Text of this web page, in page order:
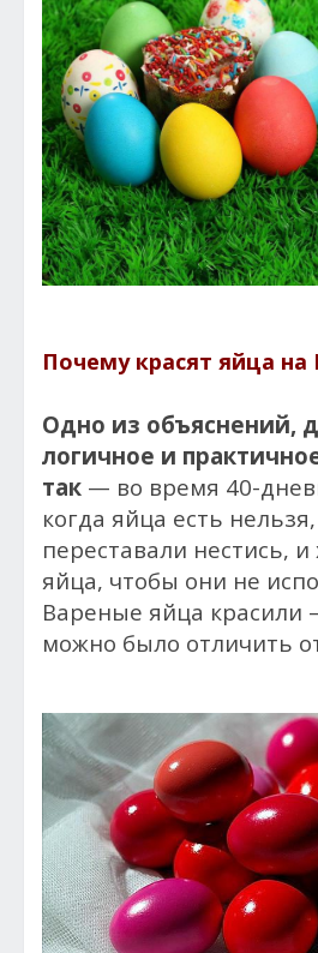
Почему красят яйца на
Одно из объяснений,
логичное и
так — во время 40-
когда яйца есть
переставали нестись,
яйца, чтобы они не
Вареные яйца красили
можно было отличить